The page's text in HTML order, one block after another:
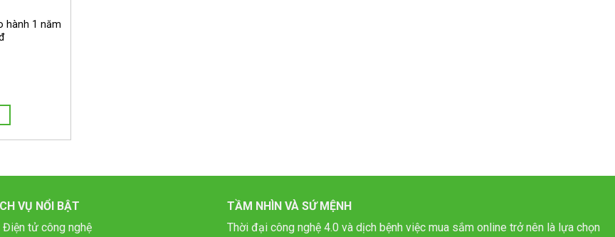
hành 1 năm
VỤ NỔI BẬT
Điện tử công nghệ
TẦM NHÌN VÀ SỨ MỆNH
Thời đại công nghệ 4.0 và dịch bệnh việc mua sắm online trở nên là lựa chọn